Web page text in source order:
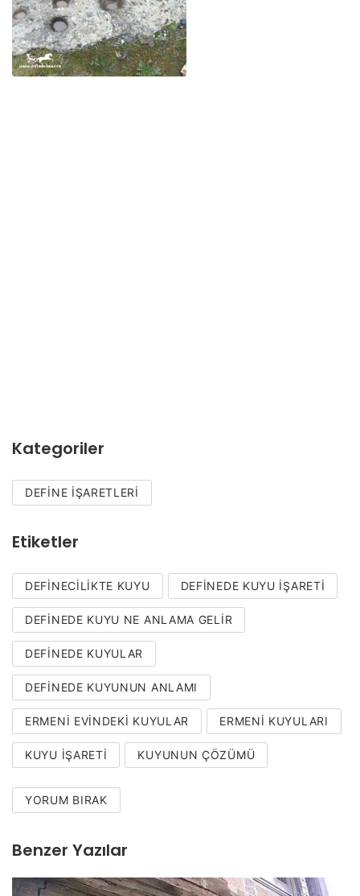
Kategoriler
DEFINE İŞARETLERI
Etiketler
DEFINECILIKTE KUYU DEFINEDE KUYU IŞARETI
DEFINEDE KUYU NE ANLAMA GELIR
DEFINEDE KUYULAR
DEFINEDE KUYUNUN ANLAMI
ERMENI EVINDEKI KUYULAR ERMENI KUYULARI
KUYU IŞARETI KUYUNUN ÇÖZÜMÜ
YORUM BIRAK
Benzer Yazılar